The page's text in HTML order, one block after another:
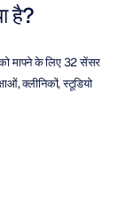
है?
मापने के लिए 32 सेंसर
क्लीनिकों, स्टूडियो